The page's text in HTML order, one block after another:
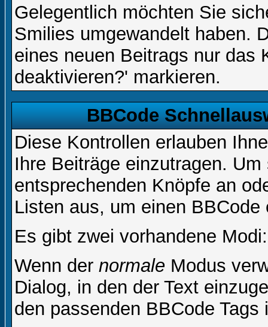
Gelegentlich möchten Sie
Smilies umgewandelt haben.
eines neuen Beitrags nur das
deaktivieren?' markieren.
BBCode
Diese Kontrollen erlauben
Ihre Beiträge einzutragen.
entsprechenden Knöpfe an
Listen aus, um einen BBCode
Es gibt zwei vorhandene
Wenn der normale Modus
Dialog, in den der Text
den passenden BBCode